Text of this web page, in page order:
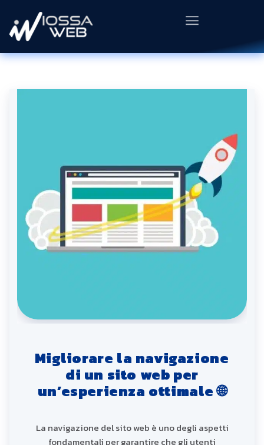
Migliorare la navigazione
di un sito web per
un’esperienza ottimale 🌐
La navigazione del sito web è uno degli aspetti
fondamentali per garantire che gli utenti